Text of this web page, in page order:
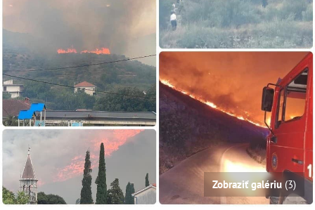
Zobraziť galériu (3)